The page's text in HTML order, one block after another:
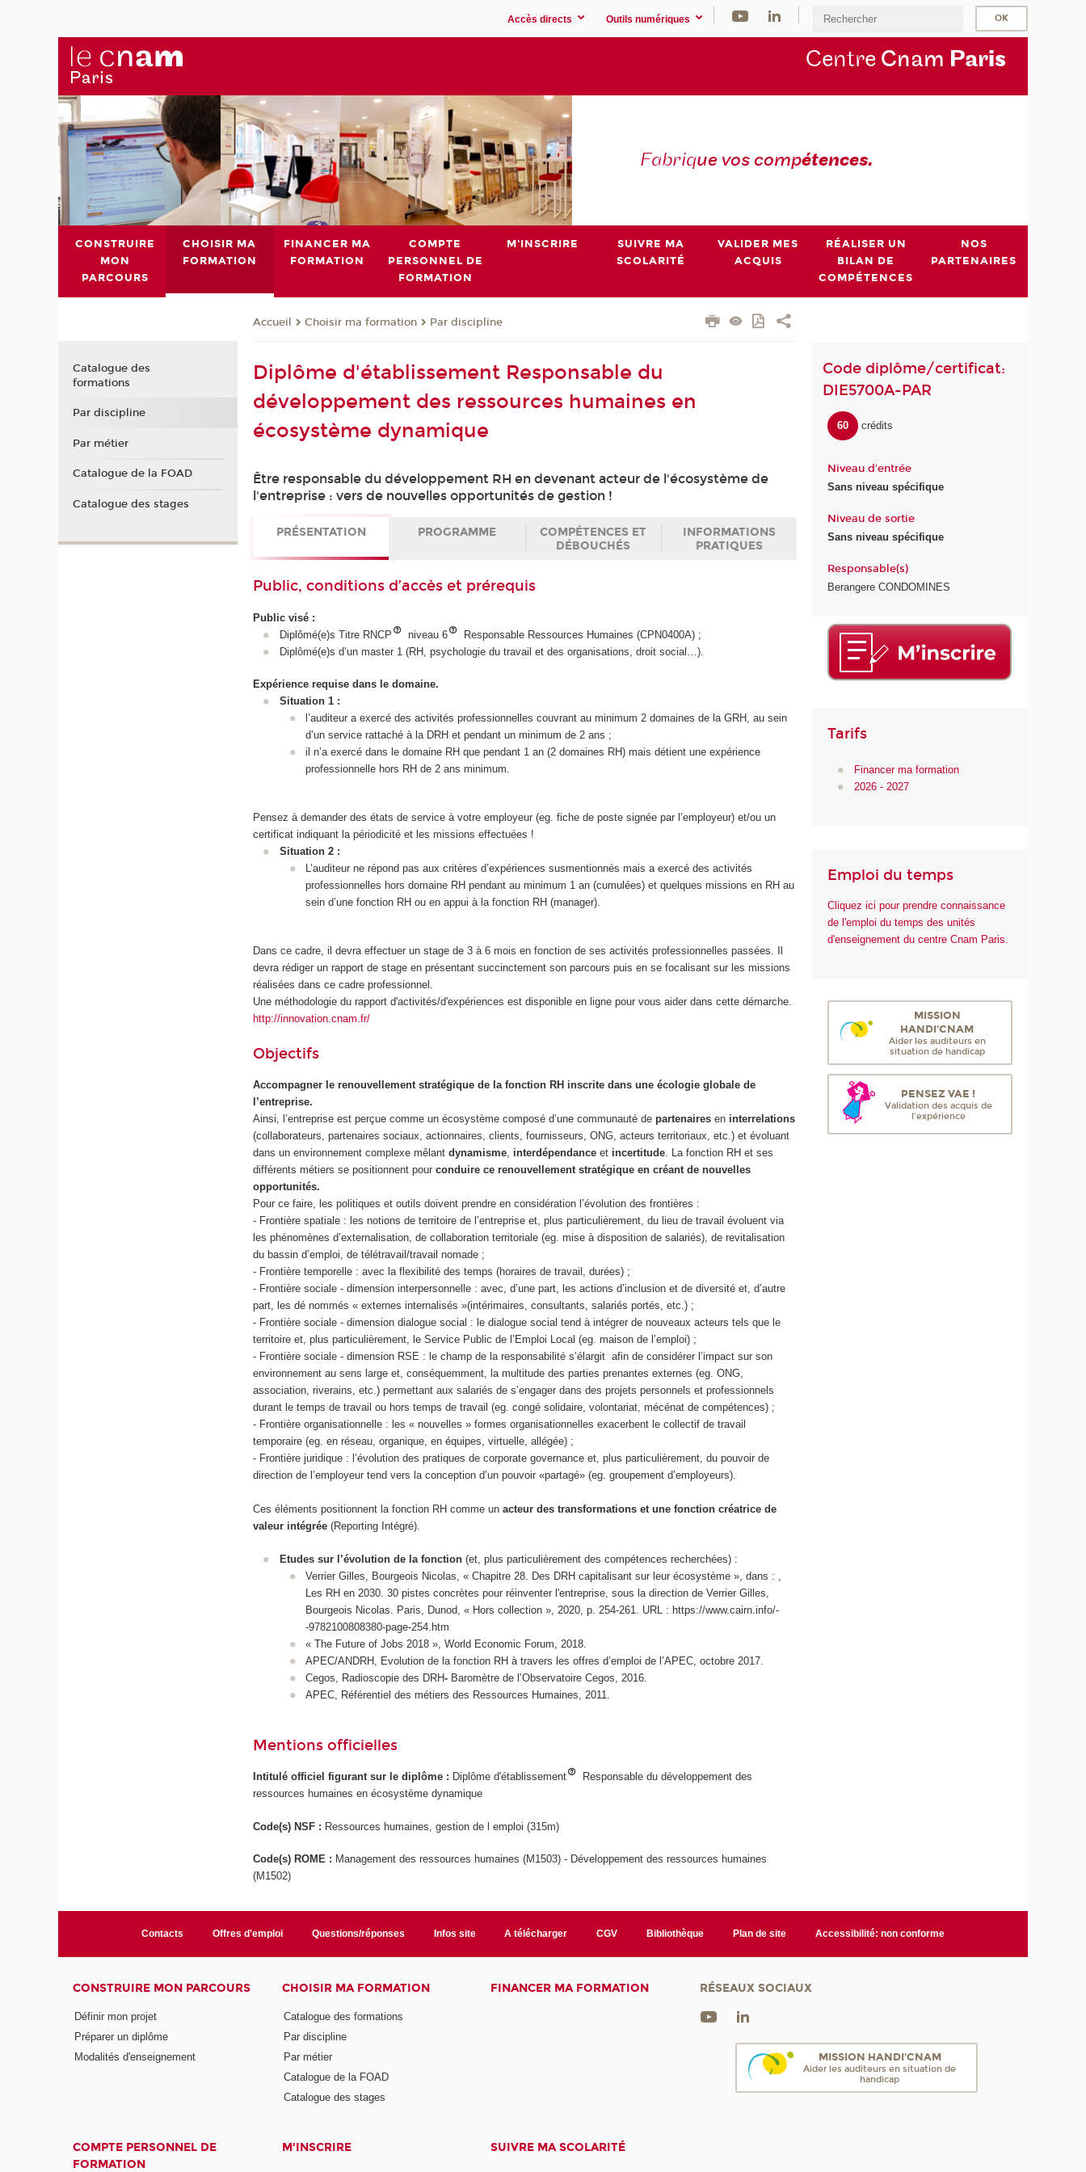
Accès directs Outils numériques
Centre Cnam Paris
Fabrique vos compétences.
CONSTRUIRE
MON
PARCOURS
CHOISIR MA
FORMATION
FINANCER MA
FORMATION
COMPTE
PERSONNEL DE
FORMATION
M'INSCRIRE
SUIVRE MA
SCOLARITÉ
VALIDER MES
ACQUIS
RÉALISER UN
BILAN DE
COMPÉTENCES
NOS
PARTENAIRES
Accueil Choisir ma formation Par discipline
Diplôme d'établissement Responsable du
développement des ressources humaines en
écosystème dynamique
Être responsable du développement RH en devenant acteur de l'écosystème de
l'entreprise : vers de nouvelles opportunités de gestion !
PRÉSENTATION PROGRAMME
COMPÉTENCES ET
DÉBOUCHÉS
INFORMATIONS
PRATIQUES
Public, conditions d’accès et prérequis
Public visé :
Diplômé(e)s Titre RNCP
niveau 6
Responsable Ressources Humaines (CPN0400A) ;
Diplômé(e)s d’un master 1 (RH, psychologie du travail et des organisations, droit social…).
Expérience requise dans le domaine.
Situation 1 :
l’auditeur a exercé des activités professionnelles couvrant au minimum 2 domaines de la GRH, au sein
d’un service rattaché à la DRH et pendant un minimum de 2 ans ;
il n’a exercé dans le domaine RH que pendant 1 an (2 domaines RH) mais détient une expérience
professionnelle hors RH de 2 ans minimum.
Pensez à demander des états de service à votre employeur (eg. fiche de poste signée par l’employeur) et/ou un
certificat indiquant la périodicité et les missions effectuées !
Situation 2 :
L’auditeur ne répond pas aux critères d’expériences susmentionnés mais a exercé des activités
professionnelles hors domaine RH pendant au minimum 1 an (cumulées) et quelques missions en RH au
sein d’une fonction RH ou en appui à la fonction RH (manager).
Dans ce cadre, il devra effectuer un stage de 3 à 6 mois en fonction de ses activités professionnelles passées. Il
devra rédiger un rapport de stage en présentant succinctement son parcours puis en se focalisant sur les missions
réalisées dans ce cadre professionnel.
Une méthodologie du rapport d'activités/d'expériences est disponible en ligne pour vous aider dans cette démarche.
http://innovation.cnam.fr/
Objectifs
Accompagner le renouvellement stratégique de la fonction RH inscrite dans une écologie globale de
l’entreprise.
Ainsi, l’entreprise est perçue comme un écosystème composé d’une communauté departenairesen interrelations
(collaborateurs, partenaires sociaux, actionnaires, clients, fournisseurs, ONG, acteurs territoriaux, etc.) et évoluant
dans un environnement complexe mêlantdynamisme, interdépendanceet incertitude. La fonction RH et ses
différents métiers se positionnent pourconduire ce renouvellement stratégique en créant de nouvelles
opportunités.
Pour ce faire, les politiques et outils doivent prendre en considération l’évolution des frontières :
- Frontière spatiale : les notions de territoire de l’entreprise et, plus particulièrement, du lieu de travail évoluent via
les phénomènes d’externalisation, de collaboration territoriale (eg. mise à disposition de salariés), de revitalisation
du bassin d’emploi, de télétravail/travail nomade ;
- Frontière temporelle : avec la flexibilité des temps (horaires de travail, durées) ;
- Frontière sociale - dimension interpersonnelle : avec, d’une part, les actions d’inclusion et de diversité et, d’autre
part, les dé nommés « externes internalisés »(intérimaires, consultants, salariés portés, etc.) ;
- Frontière sociale - dimension dialogue social : le dialogue social tend à intégrer de nouveaux acteurs tels que le
territoire et, plus particulièrement, le Service Public de l’Emploi Local (eg. maison de l’emploi) ;
- Frontière sociale - dimension RSE : le champ de la responsabilité s’élargit afin de considérer l’impact sur son
environnement au sens large et, conséquemment, la multitude des parties prenantes externes (eg. ONG,
association, riverains, etc.) permettant aux salariés de s’engager dans des projets personnels et professionnels
durant le temps de travail ou hors temps de travail (eg. congé solidaire, volontariat, mécénat de compétences) ;
- Frontière organisationnelle : les « nouvelles » formes organisationnelles exacerbent le collectif de travail
temporaire (eg. en réseau, organique, en équipes, virtuelle, allégée) ;
- Frontière juridique : l’évolution des pratiques de corporate governance et, plus particulièrement, du pouvoir de
direction de l’employeur tend vers la conception d’un pouvoir «partagé» (eg. groupement d’employeurs).
Ces éléments positionnent la fonction RH comme unacteur des transformations et une fonction créatrice de
valeur intégrée (Reporting Intégré).
Etudes sur l’évolution de la fonction (et, plus particulièrement des compétences recherchées) :
Verrier Gilles, Bourgeois Nicolas, « Chapitre 28. Des DRH capitalisant sur leur écosystème », dans : ,
Les RH en 2030. 30 pistes concrètes pour réinventer l'entreprise, sous la direction de Verrier Gilles,
Bourgeois Nicolas. Paris, Dunod, « Hors collection », 2020, p. 254-261. URL : https://www.cairn.info/-
-9782100808380-page-254.htm
« The Future of Jobs 2018 », World Economic Forum, 2018.
APEC/ANDRH, Evolution de la fonction RH à travers les offres d’emploi de l’APEC, octobre 2017.
Cegos, Radioscopie des DRH- Baromètre de l’Observatoire Cegos, 2016.
APEC, Référentiel des métiers des Ressources Humaines, 2011.
Mentions officielles
Intitulé officiel figurant sur le diplôme : Diplôme d'établissement
Responsable du développement des
ressources humaines en écosystème dynamique
Code(s) NSF : Ressources humaines, gestion de l emploi (315m)
Code(s) ROME : Management des ressources humaines (M1503) - Développement des ressources humaines
(M1502)
Code diplôme/certificat:
DIE5700A-PAR
60 crédits
Niveau d'entrée
Sans niveau spécifique
Niveau de sortie
Sans niveau spécifique
Responsable(s)
Berangere CONDOMINES
Tarifs
Financer ma formation
2026 - 2027
Emploi du temps
Cliquez ici pour prendre connaissance
de l'emploi du temps des unités
d'enseignement du centre Cnam Paris.
MISSION
HANDI'CNAM
Aider les auditeurs en
situation de handicap
PENSEZ VAE !
Validation des acquis de
l'expérience
Catalogue des
formations
Par discipline
Par métier
Catalogue de la FOAD
Catalogue des stages
Contacts Offres d'emploi Questions/réponses Infos site A télécharger CGV Bibliothèque Plan de site Accessibilité: non conforme
CONSTRUIRE MON PARCOURS
Définir mon projet
Préparer un diplôme
Modalités d'enseignement
CHOISIR MA FORMATION
Catalogue des formations
Par discipline
Par métier
Catalogue de la FOAD
Catalogue des stages
FINANCER MA FORMATION
COMPTE PERSONNEL DE
FORMATION
M'INSCRIRE SUIVRE MA SCOLARITÉ
RÉSEAUX SOCIAUX
MISSION HANDI'CNAM
Aider les auditeurs en situation de
handicap